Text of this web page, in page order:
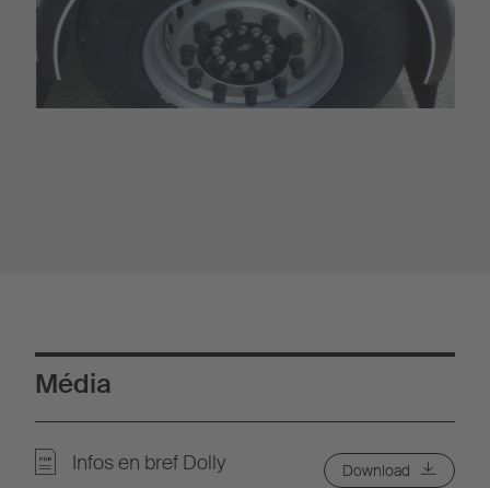
Média
Infos en bref Dolly Download